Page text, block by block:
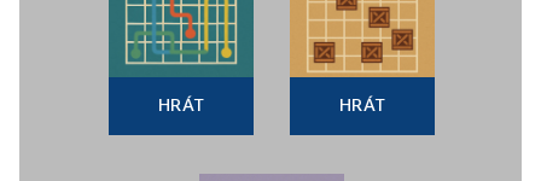
HRÁT HRÁT